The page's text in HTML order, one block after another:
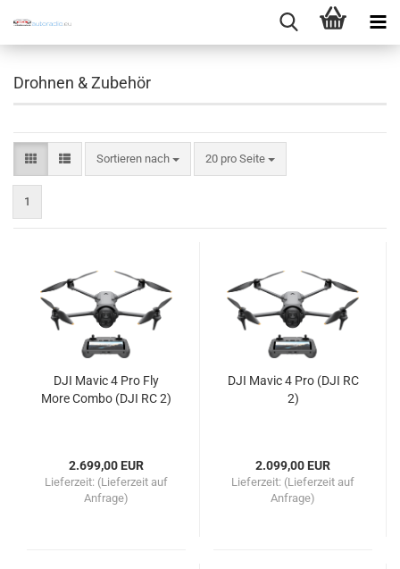
Drohnen & Zubehör
Sortieren nach
Sortieren nach 20 pro Seite
pro Seite
1
DJI Mavic 4 Pro Fly
More Combo (DJI RC 2)
2.699,00 EUR
Lieferzeit: (Lieferzeit auf
Anfrage)
DJI Mavic 4 Pro (DJI RC
2)
2.099,00 EUR
Lieferzeit: (Lieferzeit auf
Anfrage)